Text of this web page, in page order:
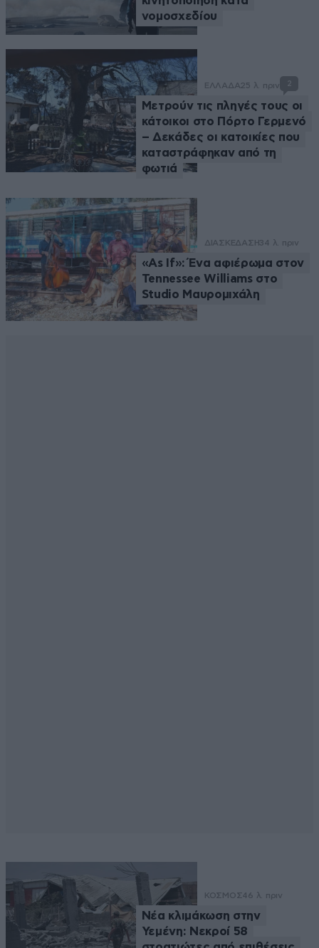
νομοσχεδίου
ΕΛΛΑΔΑ25 λ. πριν 2
Μετρούν τις πληγές τους οι
κάτοικοι στο Πόρτο Γερμενό
– Δεκάδες οι κατοικίες που
καταστράφηκαν από τη
φωτιά
ΔΙΑΣΚΕΔΑΣΗ34 λ. πριν
«As If»: Ένα αφιέρωμα στον
Tennessee Williams στο
Studio Μαυρομιχάλη
ΚΟΣΜΟΣ46 λ. πριν
Νέα κλιμάκωση στην
Υεμένη: Νεκροί 58